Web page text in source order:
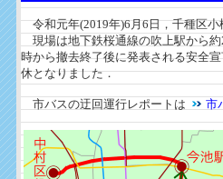
令和元年(2019年)6月6日，千種区小
現場は地下鉄桜通線の吹上駅から
時から撤去終了後に発表される安全
休となりました．
市バスの迂回運行レポートは 市